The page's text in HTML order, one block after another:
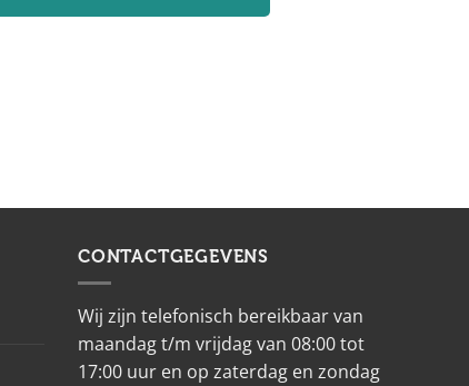
CONTACTGEGEVENS
Wij zijn telefonisch bereikbaar van
maandag t/m vrijdag van 08:00 tot
17:00 uur en op zaterdag en zondag